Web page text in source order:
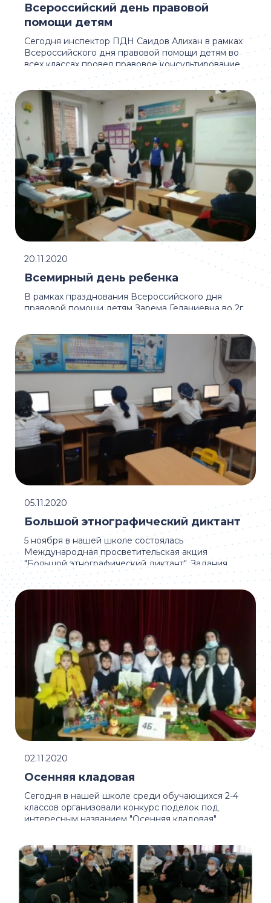
Сегодня инспектор ПДН Саидов Алихан в рамках
Всероссийского дня правовой помощи детям во
всех классах провел правовое консультирование
Всероссийский день правовой
помощи детям
В рамках празднования Всероссийского дня
правовой помощи детям Зарема Геланиевна во 2г
Всемирный день ребенка
20.11.2020
5 ноября в нашей школе состоялась
Международная просветительская акция
"Большой этнографический диктант". Задания
Диктанта были в виде ...
Большой этнографический диктант
05.11.2020
Сегодня в нашей школе среди обучающихся 2-4
классов организовали конкурс поделок под
интересным названием "Осенняя кладовая".
Осенняя кладовая
02.11.2020